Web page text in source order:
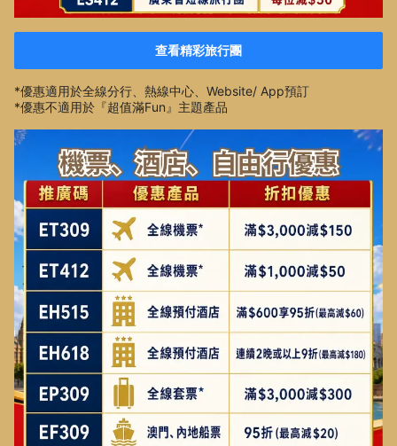
查看精彩旅行團
*優惠適用於全線分行、熱線中心、Website/ App預訂
*優惠不適用於『超值滿Fun』主題產品